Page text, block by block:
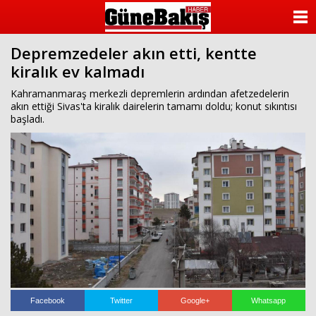
Depremzedeler akın etti, kentte
kiralık ev kalmadı
Kahramanmaraş merkezli depremlerin ardından afetzedelerin
akın ettiği Sivas'ta kiralık dairelerin tamamı doldu; konut sıkıntısı
başladı.
Facebook Twitter Google+ Whatsapp
KATEGORİLER
FOTO GALERİ
VİDEO GALERİ
KÜNYE
İLETİŞİM